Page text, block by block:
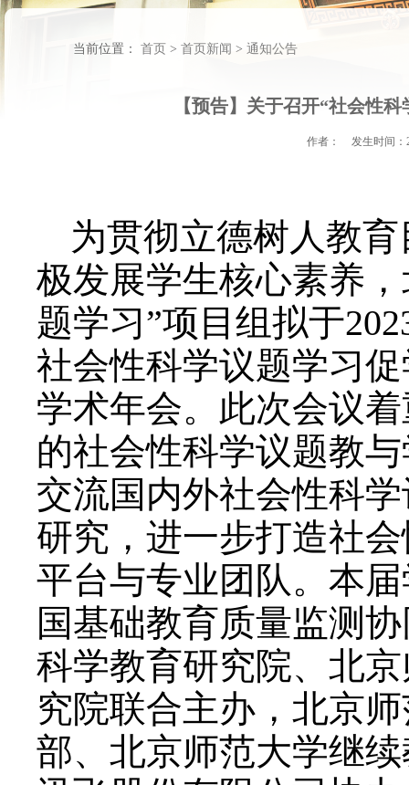
当前位置：首页
【预告】关于召开“社会性
为贯彻立德树人教
极发展学生核心素养
题学习”项目组拟于
社会性科学议题学习
学术年会。此次会议
的社会性科学议题教
交流国内外社会性科
研究，进一步打造社